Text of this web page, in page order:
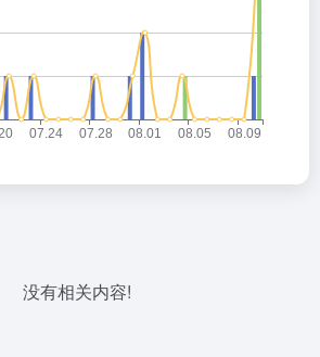
没有相关内容!